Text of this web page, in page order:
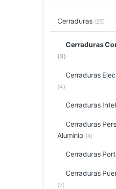
Cerraduras (25)
Cerraduras
(3)
Cerraduras
(4)
Cerraduras
Cerraduras
Aluminio (4)
Cerraduras
Cerraduras
(7)